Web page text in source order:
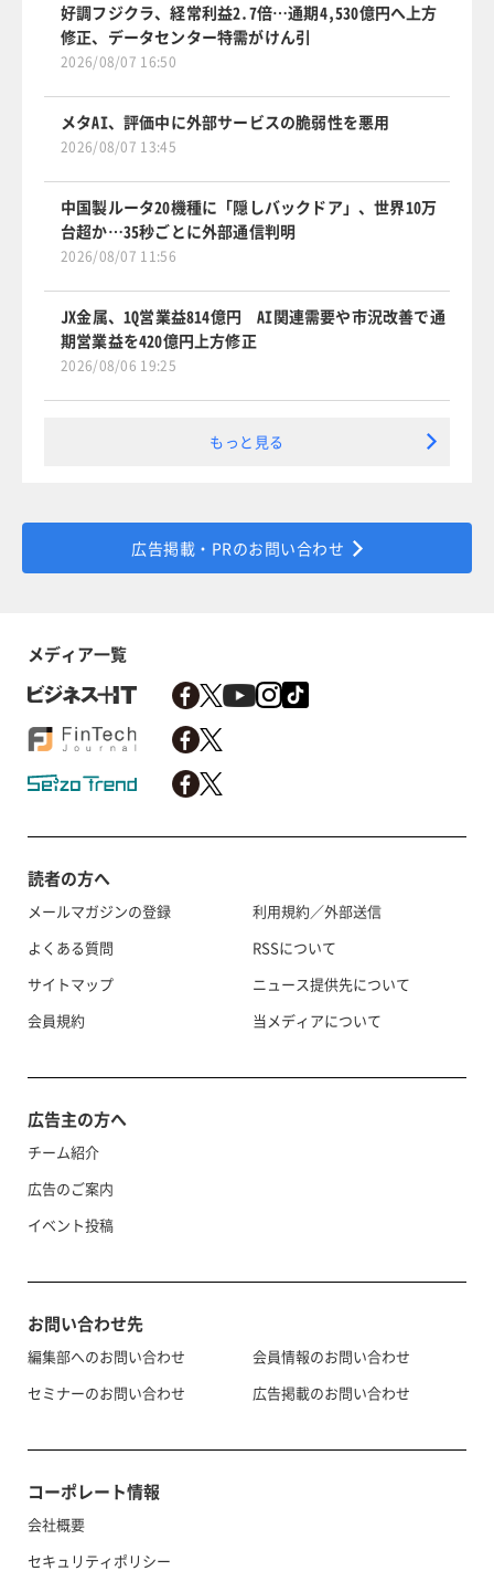
好調フジクラ、経常利益2.7倍…通期4,530億円へ上方
修正、データセンター特需がけん引
2026/08/07 16:50
メタAI、評価中に外部サービスの脆弱性を悪用
2026/08/07 13:45
中国製ルータ20機種に「隠しバックドア」、世界10万
台超か…35秒ごとに外部通信判明
2026/08/07 11:56
JX金属、1Q営業益814億円 AI関連需要や市況改善で通
期営業益を420億円上方修正
2026/08/06 19:25
もっと見る
広告掲載・PRのお問い合わせ
メディア一覧
読者の方へ
メールマガジンの登録
よくある質問
サイトマップ
会員規約
利用規約／外部送信
RSSについて
ニュース提供先について
当メディアについて
広告主の方へ
チーム紹介
広告のご案内
イベント投稿
お問い合わせ先
編集部へのお問い合わせ
セミナーのお問い合わせ
会員情報のお問い合わせ
広告掲載のお問い合わせ
コーポレート情報
会社概要
セキュリティポリシー